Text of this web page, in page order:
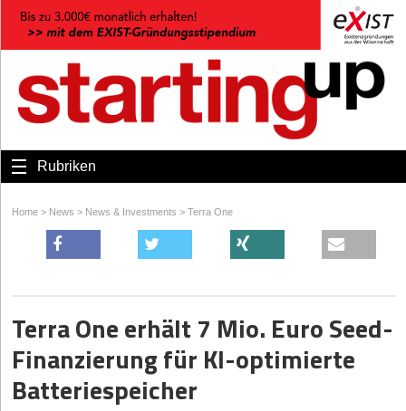
Rubriken
Home > News > News & Investments > Terra One
Terra One erhält 7 Mio. Euro Seed-
Finanzierung für KI-optimierte
Batteriespeicher